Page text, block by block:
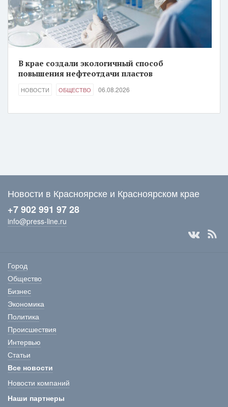
В крае создали экологичный способ
повышения нефтеотдачи пластов
НОВОСТИ ОБЩЕСТВО 06.08.2026
Новости в Красноярске и Красноярском крае
+7 902 991 97 28
info@press-line.ru
Город
Общество
Бизнес
Экономика
Политика
Происшествия
Интервью
Статьи
Все новости
Новости компаний
Наши партнеры